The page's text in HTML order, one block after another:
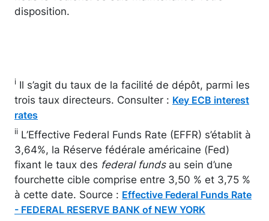
disposition.
i Il s’agit du taux de la facilité de dépôt, parmi les
trois taux directeurs. Consulter : Key ECB interest
rates
ii L’Effective Federal Funds Rate (EFFR) s’établit à
3,64%, la Réserve fédérale américaine (Fed)
fixant le taux des federal fundsau sein d’une
fourchette cible comprise entre 3,50 % et 3,75 %
à cette date. Source : Effective Federal Funds Rate
- FEDERAL RESERVE BANK of NEW YORK